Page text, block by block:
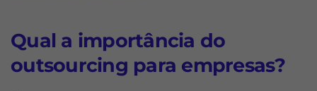
Qual a importância do
outsourcing para empresas?